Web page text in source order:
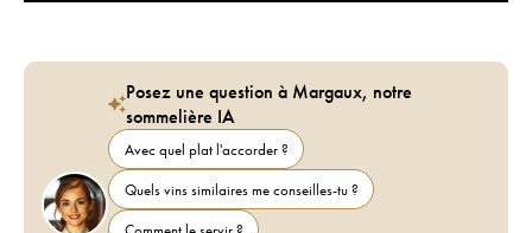
Posez une question à Margaux, notre
sommelière IA
Avec quel plat l'accorder ?
Quels vins similaires me conseilles-tu ?